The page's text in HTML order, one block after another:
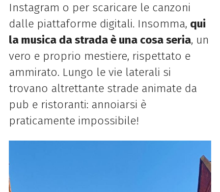
Instagram o per scaricare le canzoni
dalle piattaforme digitali. Insomma, qui
la musica da strada è una cosa seria, un
vero e proprio mestiere, rispettato e
ammirato. Lungo le vie laterali si
trovano altrettante strade animate da
pub e ristoranti: annoiarsi è
praticamente impossibile!